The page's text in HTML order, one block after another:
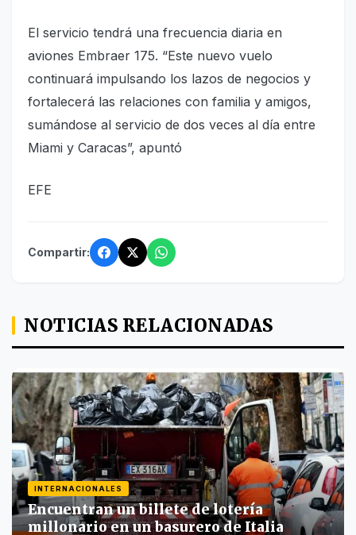
El servicio tendrá una frecuencia diaria en
aviones Embraer 175. “Este nuevo vuelo
continuará impulsando los lazos de negocios y
fortalecerá las relaciones con familia y amigos,
sumándose al servicio de dos veces al día entre
Miami y Caracas”, apuntó
EFE
Compartir:
NOTICIAS RELACIONADAS
INTERNACIONALES
Encuentran un billete de lotería
millonario en un basurero de Italia